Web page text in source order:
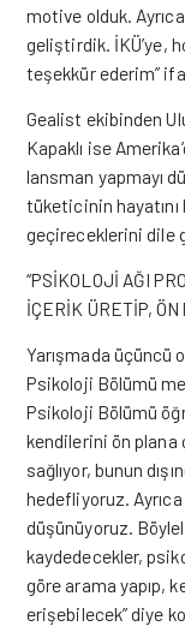
motive olduk.
geliştirdik. İKÜ’ye,
teşekkür ederim”
Gealist ekibinden
Kapaklı ise
lansman yapmayı
tüketicinin
geçireceklerini dile
“PSİKOLOJİ AĞI
İÇERİK ÜRETİP,
Yarışmada üçüncü
Psikoloji Bölümü
Psikoloji Bölümü
kendilerini ön plana
sağlıyor, bunun
hedefliyoruz.
düşünüyoruz.
kaydedecekler,
göre arama yapıp,
erişebilecek” diye